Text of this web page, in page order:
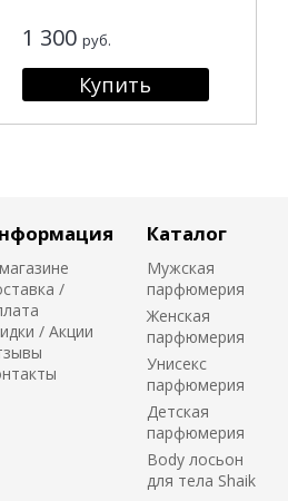
1 300 руб.
/
/ Акции
Каталог
Мужская
парфюмерия
Женская
парфюмерия
Унисекс
парфюмерия
Детская
парфюмерия
Body лосьон
для тела Shaik